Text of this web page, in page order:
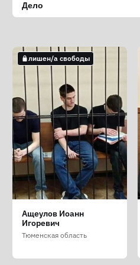
Дело
лишен/а свободы
Ащеулов Иоанн
Игоревич
Тюменская область